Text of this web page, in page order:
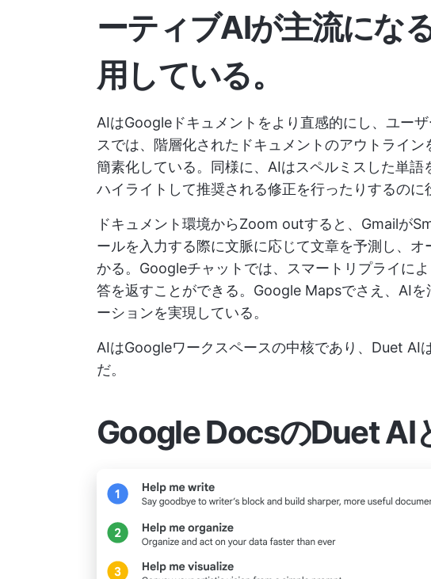
ーティブAIが主流にな
用している。
AIはGoogleドキュメントをより直感的にし、ユー
スでは、階層化されたドキュメントのアウトライ
簡素化している。同様に、AIはスペルミスした単
ハイライトして推奨される修正を行ったりするのに
ドキュメント環境からZoom outすると、Gmailが
ールを入力する際に文脈に応じて文章を予測し、
かる。Googleチャットでは、スマートリプライに
答を返すことができる。Google Mapsでさえ、AI
ーションを実現している。
AIはGoogleワークスペースの中核であり、Duet AI
だ。
Google DocsのDuet AI